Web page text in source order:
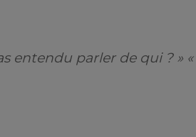
entendu parler de qui ? » «